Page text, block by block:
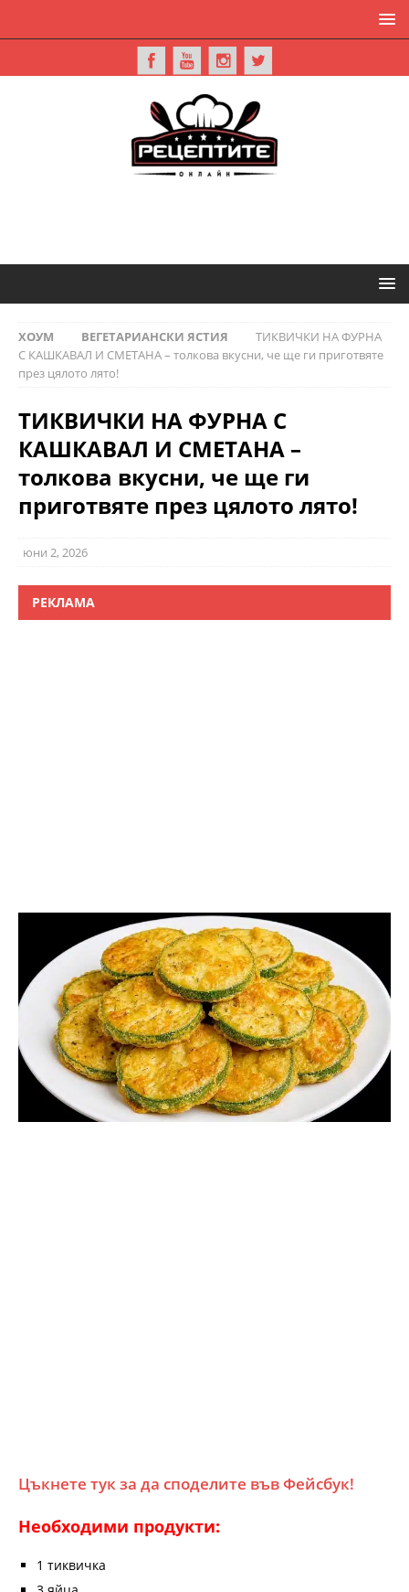
ХОУМ ВЕГЕТАРИАНСКИ ЯСТИЯ
ТИКВИЧКИ НА ФУРНА
С КАШКАВАЛ И СМЕТАНА – толкова вкусни, че ще ги приготвяте
през цялото лято!
ТИКВИЧКИ НА ФУРНА С
КАШКАВАЛ И СМЕТАНА –
толкова вкусни, че ще ги
приготвяте през цялото лято!
юни 2, 2026
РЕКЛАМА
Цъкнете тук за да споделите във Фейсбук!
Необходими продукти:
1 тиквичка